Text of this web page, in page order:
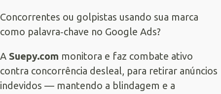
Concorrentes ou golpistas usando sua marca
como palavra‑chave no Google Ads?
A Suepy.com monitora e faz combate ativo
contra concorrência desleal, para retirar anúncios
indevidos — mantendo a blindagem e a